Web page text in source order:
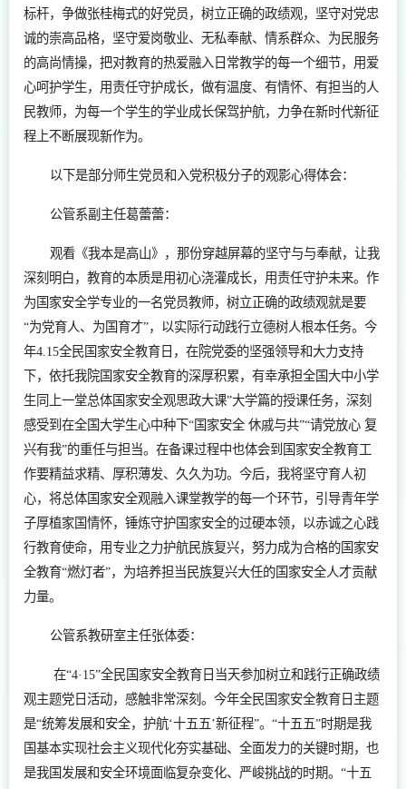
标杆，争做张桂梅式的好党员，树立正确的政绩观，坚守对党忠
诚的崇高品格，坚守爱岗敬业、无私奉献、情系群众、为民服务
的高尚情操，把对教育的热爱融入日常教学的每一个细节，用爱
心呵护学生，用责任守护成长，做有温度、有情怀、有担当的人
民教师，为每一个学生的学业成长保驾护航，力争在新时代新征
程上不断展现新作为。
以下是部分师生党员和入党积极分子的观影心得体会：
公管系副主任葛蕾蕾：
观看《我本是高山》，那份穿越屏幕的坚守与与奉献，让我
深刻明白，教育的本质是用初心浇灌成长，用责任守护未来。作
为国家安全学专业的一名党员教师，树立正确的政绩观就是要
“为党育人、为国育才”，以实际行动践行立德树人根本任务。今
年4.15全民国家安全教育日，在院党委的坚强领导和大力支持
下，依托我院国家安全教育的深厚积累，有幸承担全国大中小学
生同上一堂总体国家安全观思政大课”大学篇的授课任务，深刻
感受到在全国大学生心中种下“国家安全 休戚与共”“请党放心 复
兴有我”的重任与担当。在备课过程中也体会到国家安全教育工
作要精益求精、厚积薄发、久久为功。今后，我将坚守育人初
心，将总体国家安全观融入课堂教学的每一个环节，引导青年学
子厚植家国情怀，锤炼守护国家安全的过硬本领，以赤诚之心践
行教育使命，用专业之力护航民族复兴，努力成为合格的国家安
全教育“燃灯者”，为培养担当民族复兴大任的国家安全人才贡献
力量。
公管系教研室主任张体委：
在“4·15”全民国家安全教育日当天参加树立和践行正确政绩
观主题党日活动，感触非常深刻。今年全民国家安全教育日主题
是“统筹发展和安全，护航‘十五五’新征程”。“十五五”时期是我
国基本实现社会主义现代化夯实基础、全面发力的关键时期，也
是我国发展和安全环境面临复杂变化、严峻挑战的时期。“十五